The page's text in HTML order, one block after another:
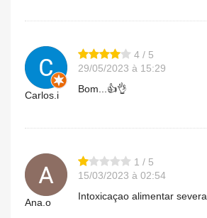
Carlos.i
4 / 5
29/05/2023 à 15:29
Bom...👍👌
Ana.o
1 / 5
15/03/2023 à 02:54
Intoxicaçao alimentar severa.